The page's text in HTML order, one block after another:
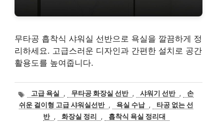
무타공 흡착식 샤워실 선반으로 욕실을 깔끔하게 정
리하세요. 고급스러운 디자인과 간편한 설치로 공간
활용도를 높여줍니다.
태
그
고급 욕실 , 무타공 화장실 선반 , 샤워기 선반 ,
손
쉬운 걸이형 고급 샤워실선반 , 욕실 수납 ,
타공 없는 선
반 , 화장실 정리 , 흡착식 욕실 정리대